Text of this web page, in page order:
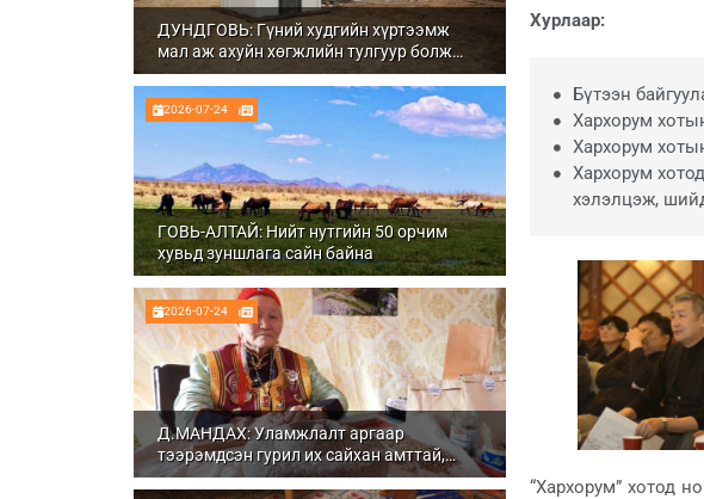
ДУНДГОВЬ: Гүний худгийн хүртээмж
мал аж ахуйн хөгжлийн тулгуур болж
байна
2026-07-24
ГОВЬ-АЛТАЙ: Нийт нутгийн 50 орчим
хувьд зуншлага сайн байна
2026-07-24
Д.МАНДАХ: Уламжлалт аргаар
тээрэмдсэн гурил их сайхан амттай,
шим тэжээлтэй болдог
Хурлаар:
Бүтээн
Хархорум
Хархорум
Хархорум
хэлэлцэж,
“Хархорум” хотод